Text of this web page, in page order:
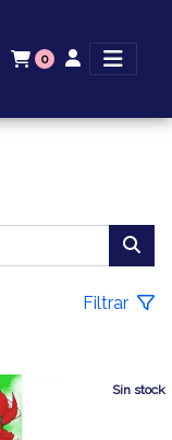
0
Filtrar
Sin stock